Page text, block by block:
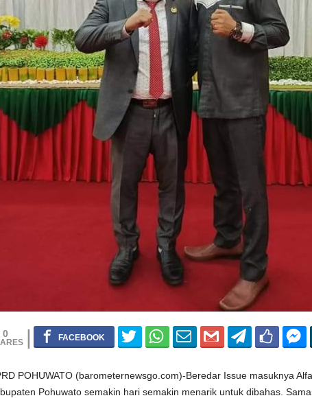
0
POHUWATO (barometernewsgo.com)-Beredar Issue masuknya
Pohuwato semakin hari semakin menarik untuk dibahas.